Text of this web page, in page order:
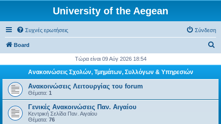
University of the Aegean
Συχνές ερωτήσεις Σύνδεση
Board
ζ
Τώρα είναι 09 Αύγ 2026 18:54
Ανακοινώσεις Σχολών, Τμημάτων, Συλλόγων & Υπηρεσιών
Ανακοινώσεις Λειτουργίας του forum
Θέματα: 1
Γενικές Ανακοινώσεις Παν. Αιγαίου
Κεντρική Σελίδα Παν. Αιγαίου
Θέματα: 76